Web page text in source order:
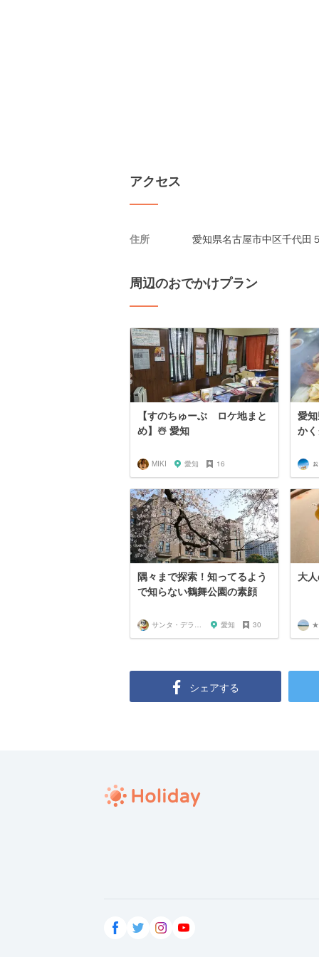
アクセス
住所 愛知県名古屋市中区千代田
周辺のおでかけプラン
【すのちゅーぶ ロケ地まと
め】☃️ 愛知
MIKI 愛知 16
愛
か
隅々まで探索！知ってるよう
で知らない鶴舞公園の素顔
サンタ・デラックス 愛知 30
大
シェアする